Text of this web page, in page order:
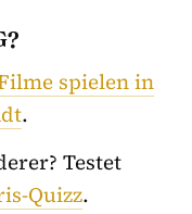
spielen in
.
Testet
Quizz.